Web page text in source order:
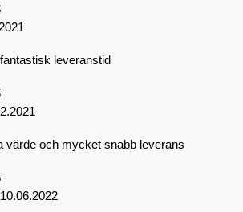
leveranstid
värde och mycket snabb leverans
10.06.2022